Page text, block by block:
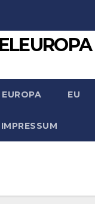
EUROPA EU
IMPRESSUM